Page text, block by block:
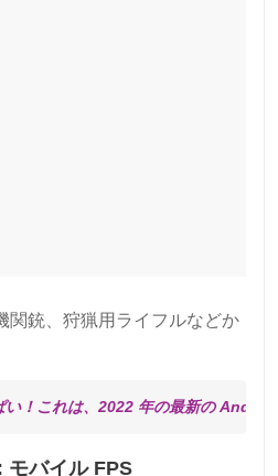
関銃、狩猟用ライフルなどか
い！これは、2022 年の最新の
モバイル FPS